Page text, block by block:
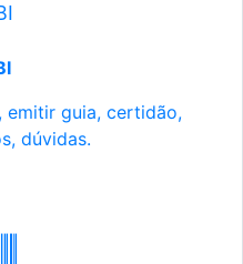
emitir guia, certidão,
dúvidas.